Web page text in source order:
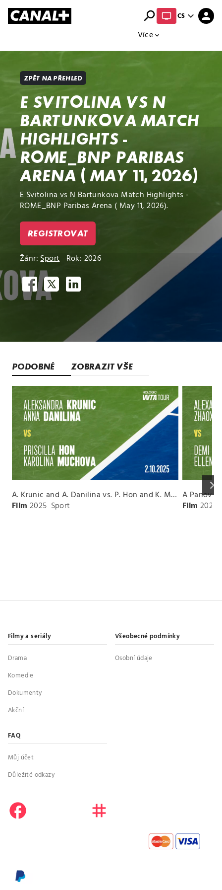
Více expand_more
search CS expand_more person
ZPĚT NA PŘEHLED
E SVITOLINA VS N
BARTUNKOVA MATCH
HIGHLIGHTS -
ROME_BNP PARIBAS
ARENA ( MAY 11, 2026)
E Svitolina vs N Bartunkova Match Highlights -
ROME_BNP Paribas Arena ( May 11, 2026).
REGISTROVAT
Žánr:Sport Rok: 2026
PODOBNÉ ZOBRAZIT VŠE
keyboard_arrow_right
A. Krunic and A. Danilina vs. P. Hon and K. Muchova Match Highlights - BEIJING_Capital Group Diamond ( October 02, 2025)
Film 2025 Sport Film 2026
Filmy a seriály
Drama
Komedie
Dokumenty
Akční
Všeobecné podmínky
Osobní údaje
FAQ
Můj účet
Důležité odkazy
facebook
instagram